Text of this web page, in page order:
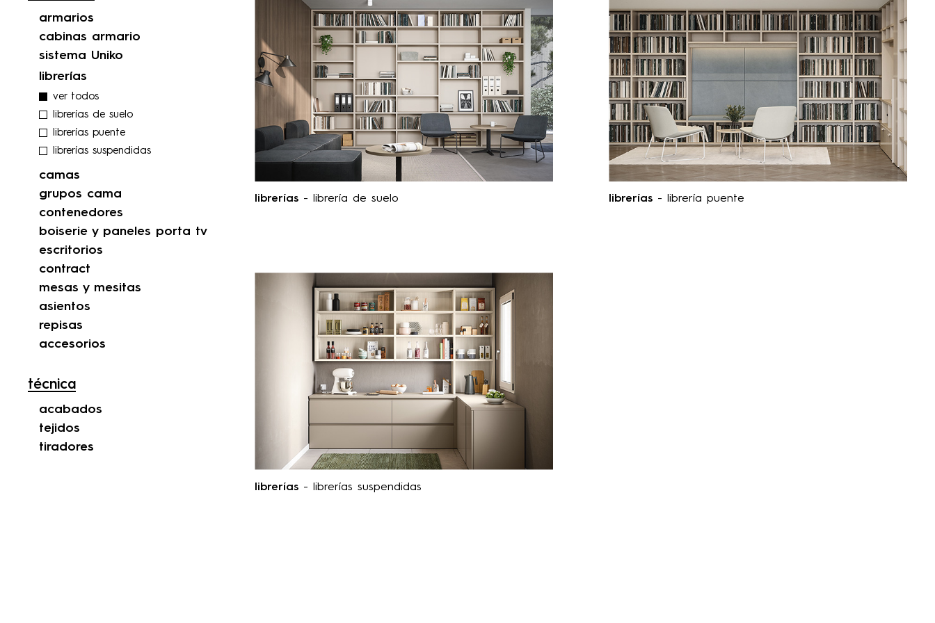
librerías - librería de suelo librerías - librería puente
librerías - librerías suspendidas
armarios
cabinas armario
sistema Uniko
librerías
ver todos
librerías de suelo
librerías puente
librerías suspendidas
camas
grupos cama
contenedores
boiserie y paneles porta tv
escritorios
contract
mesas y mesitas
asientos
repisas
accesorios
técnica
acabados
tejidos
tiradores